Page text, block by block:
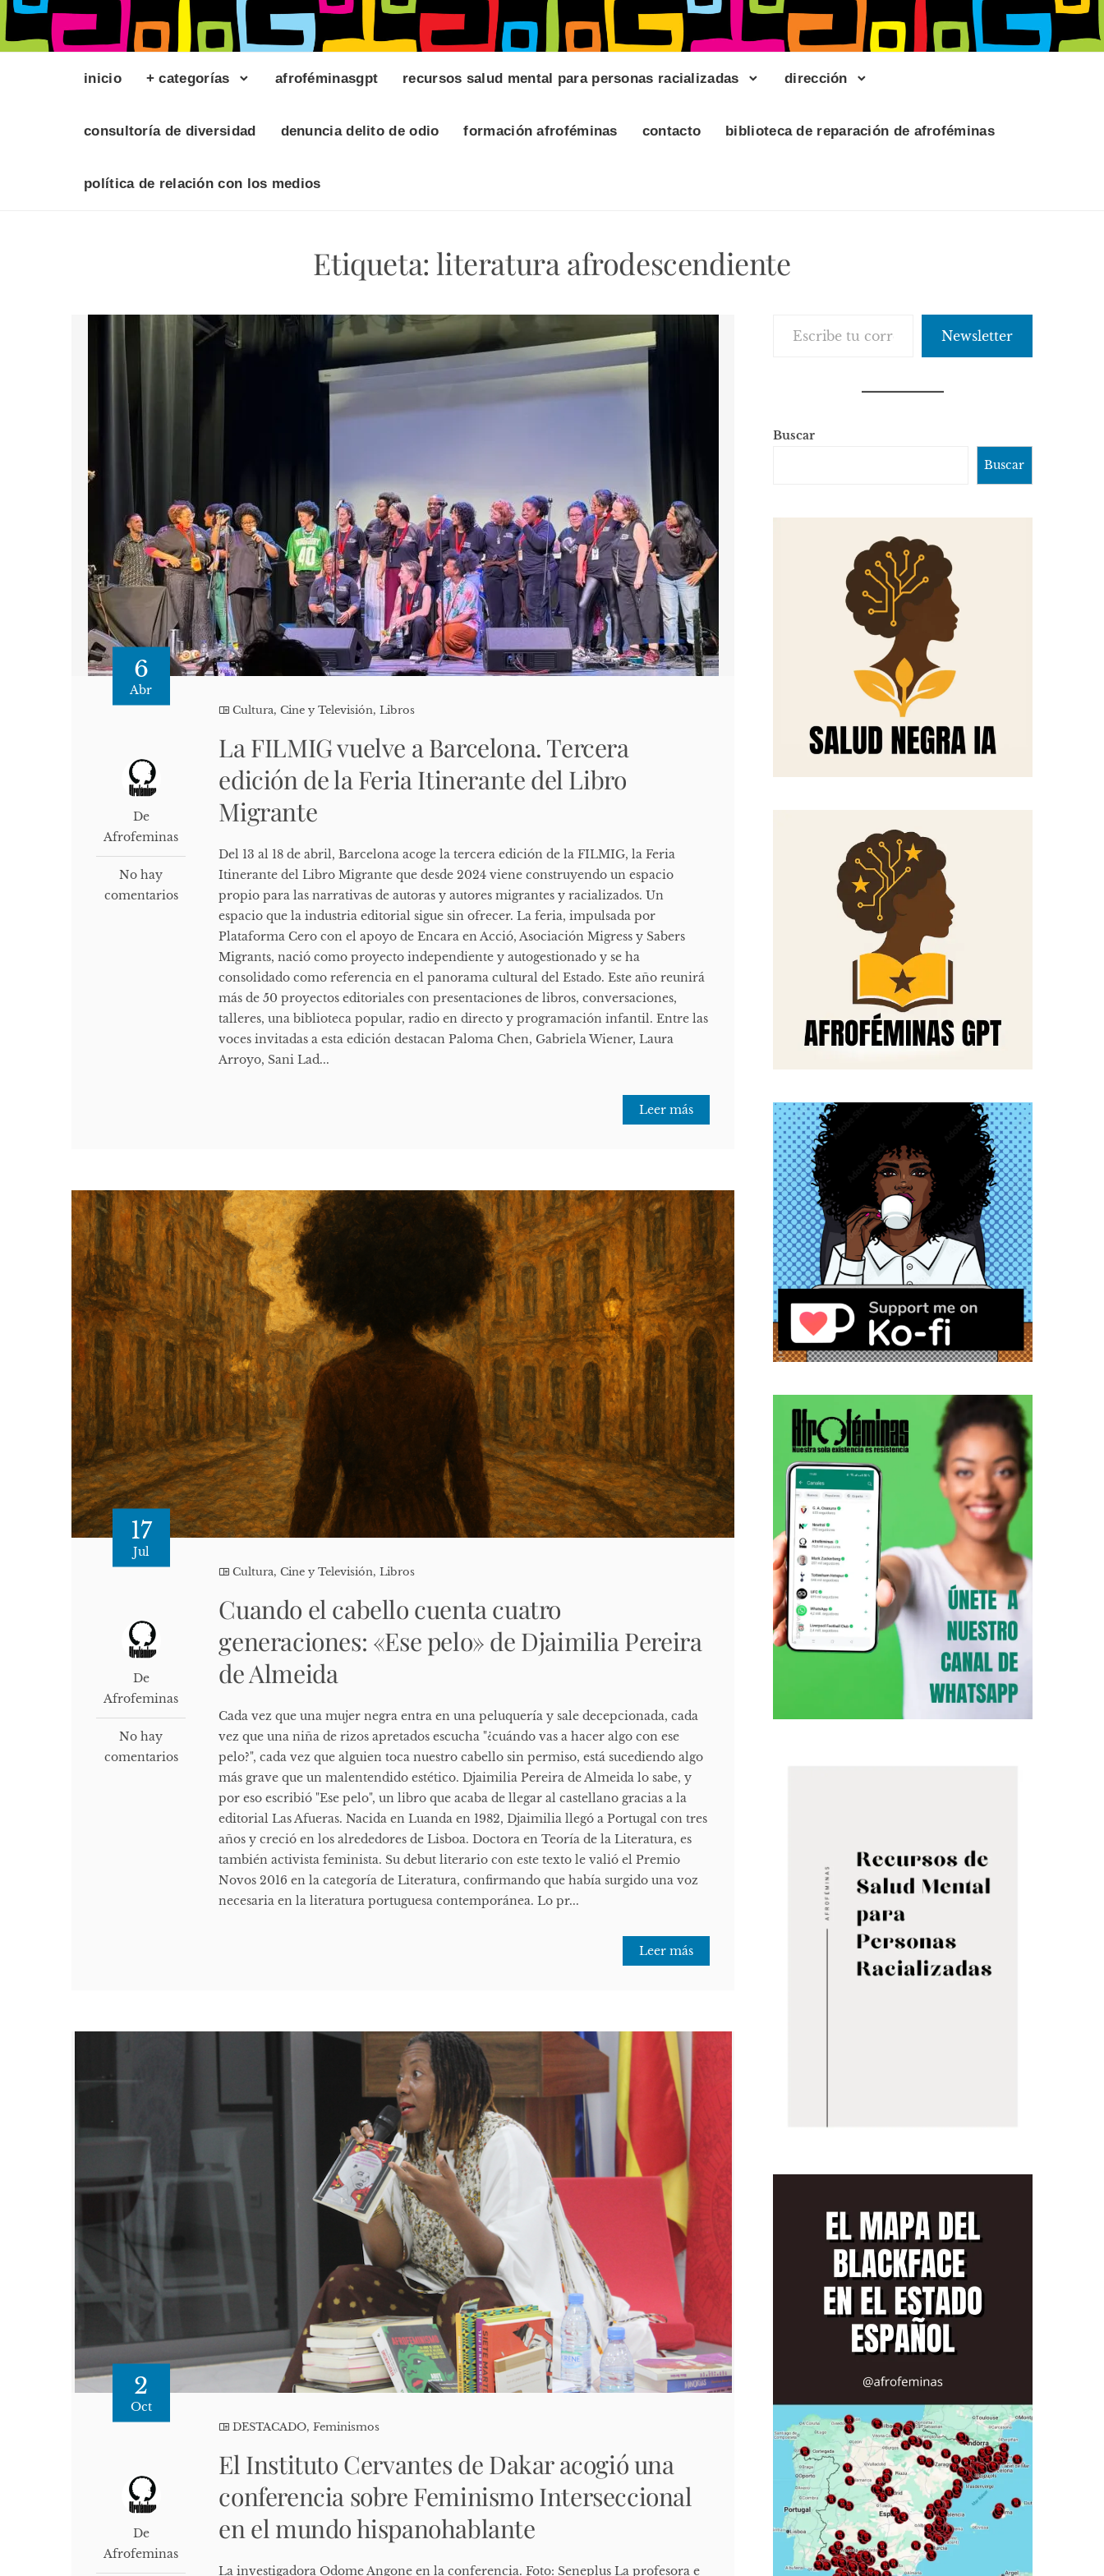
inicio + categorías afroféminasgpt recursos salud mental para personas racializadas dirección
consultoría de diversidad denuncia delito de odio formación afroféminas contacto biblioteca de reparación de afroféminas
política de relación con los medios
Etiqueta:literatura afrodescendiente
6
Abr
De
Afrofeminas
No hay
comentarios
Cultura, Cine y Televisión,Libros
La FILMIG vuelve a Barcelona. Tercera
edición de la Feria Itinerante del Libro
Migrante
Del 13 al 18 de abril, Barcelona acoge la tercera edición de la FILMIG, la Feria
Itinerante del Libro Migrante que desde 2024 viene construyendo un espacio
propio para las narrativas de autoras y autores migrantes y racializados. Un
espacio que la industria editorial sigue sin ofrecer. La feria, impulsada por
Plataforma Cero con el apoyo de Encara en Acció, Asociación Migress y Sabers
Migrants, nació como proyecto independiente y autogestionado y se ha
consolidado como referencia en el panorama cultural del Estado. Este año reunirá
más de 50 proyectos editoriales con presentaciones de libros, conversaciones,
talleres, una biblioteca popular, radio en directo y programación infantil. Entre las
voces invitadas a esta edición destacan Paloma Chen, Gabriela Wiener, Laura
Arroyo, Sani Lad...
Leer más
17
Jul
De
Afrofeminas
No hay
comentarios
Cultura, Cine y Televisión,Libros
Cuando el cabello cuenta cuatro
generaciones: «Ese pelo» de Djaimilia Pereira
de Almeida
Cada vez que una mujer negra entra en una peluquería y sale decepcionada, cada
vez que una niña de rizos apretados escucha "¿cuándo vas a hacer algo con ese
pelo?", cada vez que alguien toca nuestro cabello sin permiso, está sucediendo algo
más grave que un malentendido estético. Djaimilia Pereira de Almeida lo sabe, y
por eso escribió "Ese pelo", un libro que acaba de llegar al castellano gracias a la
editorial Las Afueras. Nacida en Luanda en 1982, Djaimilia llegó a Portugal con tres
años y creció en los alrededores de Lisboa. Doctora en Teoría de la Literatura, es
también activista feminista. Su debut literario con este texto le valió el Premio
Novos 2016 en la categoría de Literatura, confirmando que había surgido una voz
necesaria en la literatura portuguesa contemporánea. Lo pr...
Leer más
2
Oct
De
Afrofeminas
DESTACADO,Feminismos
El Instituto Cervantes de Dakar acogió una
conferencia sobre Feminismo Interseccional
en el mundo hispanohablante
La investigadora Odome Angone en la conferencia. Foto: Seneplus La profesora e
Newsletter
Buscar
Buscar